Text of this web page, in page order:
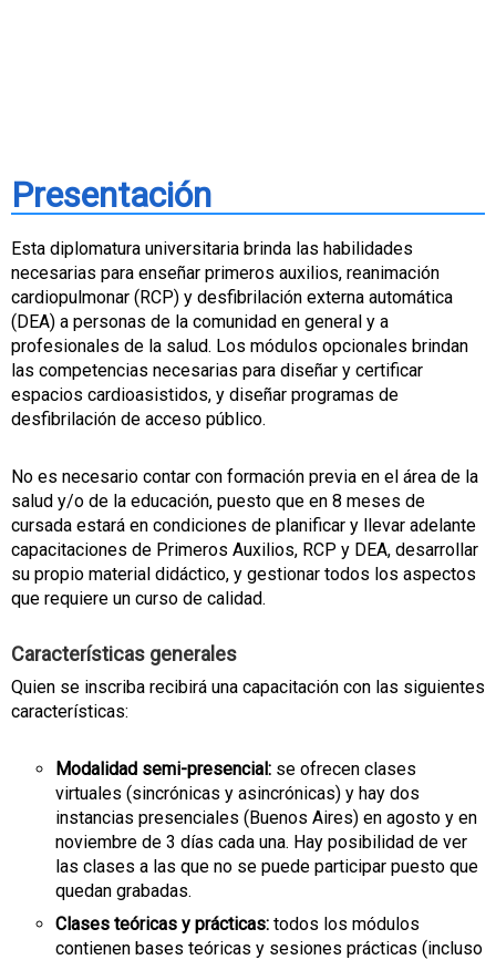
Presentación
Esta diplomatura universitaria brinda las habilidades
necesarias para enseñar primeros auxilios, reanimación
cardiopulmonar (RCP) y desfibrilación externa automática
(DEA) a personas de la comunidad en general y a
profesionales de la salud. Los módulos opcionales brindan
las competencias necesarias para diseñar y certificar
espacios cardioasistidos, y diseñar programas de
desfibrilación de acceso público.
No es necesario contar con formación previa en el área de la
salud y/o de la educación, puesto que en 8 meses de
cursada estará en condiciones de planificar y llevar adelante
capacitaciones de Primeros Auxilios, RCP y DEA, desarrollar
su propio material didáctico, y gestionar todos los aspectos
que requiere un curso de calidad.
Características generales
Quien se inscriba recibirá una capacitación con las siguientes
características:
Modalidad semi-presencial: se ofrecen clases
virtuales (sincrónicas y asincrónicas) y hay dos
instancias presenciales (Buenos Aires) en agosto y en
noviembre de 3 días cada una. Hay posibilidad de ver
las clases a las que no se puede participar puesto que
quedan grabadas.
Clases teóricas y prácticas: todos los módulos
contienen bases teóricas y sesiones prácticas (incluso